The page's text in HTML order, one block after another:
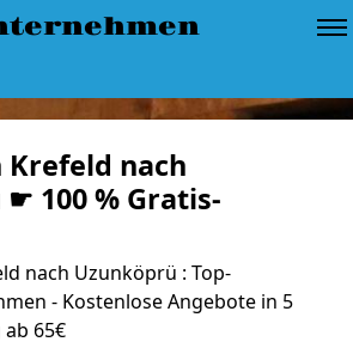
Krefeld nach
100 % Gratis-
nach Uzunköprü : Top-
- Kostenlose Angebote in 5
65€